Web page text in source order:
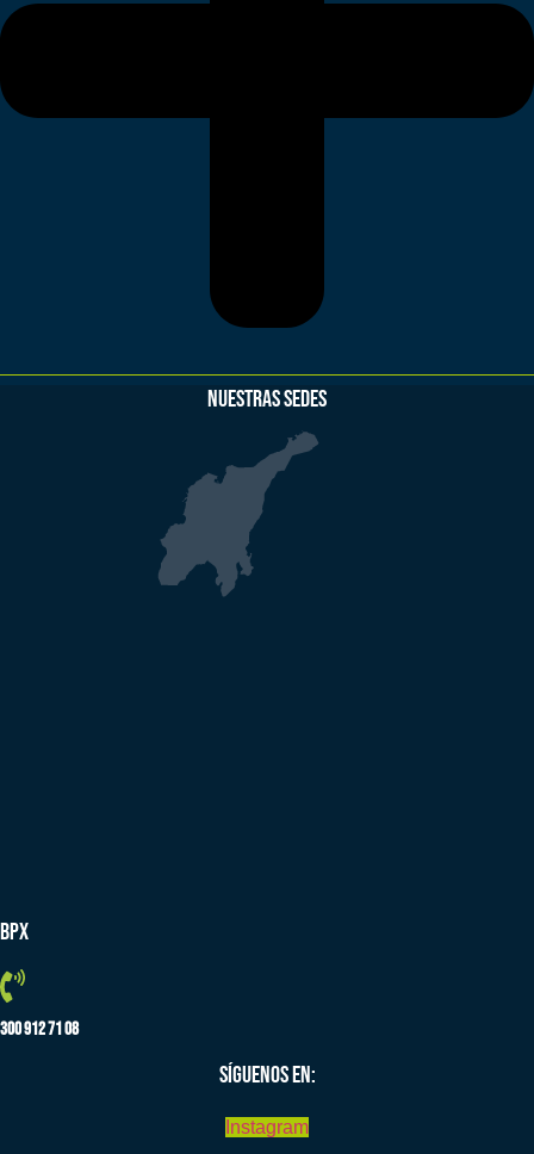
NUESTRAS SEDES
BPX
300 912 71 08
SÍGUENOS EN:
Instagram